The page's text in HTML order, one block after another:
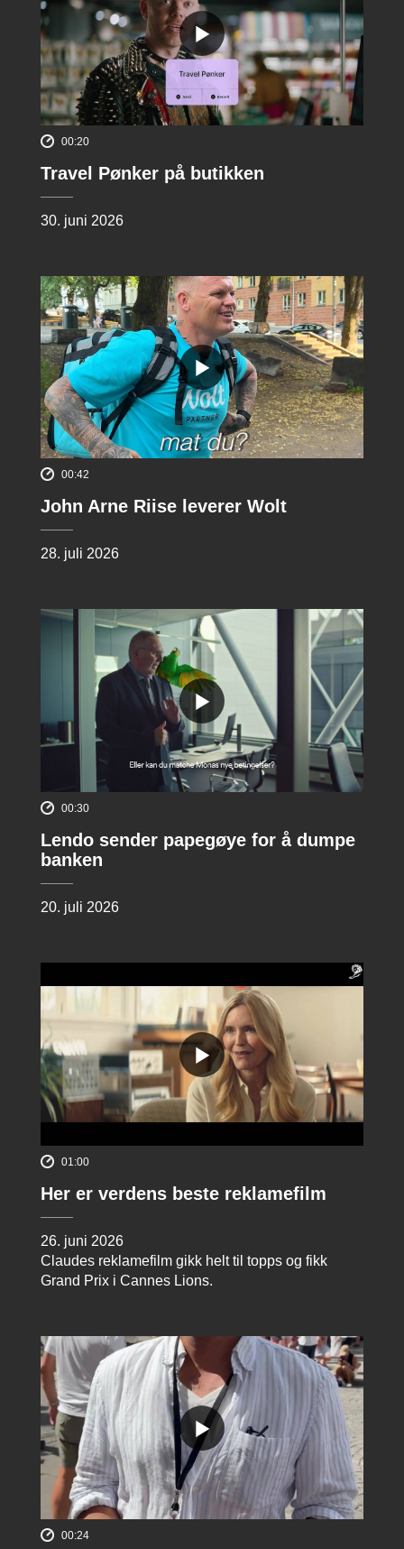
00:20
Travel Pønker på butikken
30. juni 2026
00:42
John Arne Riise leverer Wolt
28. juli 2026
00:30
Lendo sender papegøye for å dumpe
banken
20. juli 2026
01:00
Her er verdens beste reklamefilm
26. juni 2026
Claudes reklamefilm gikk helt til topps og fikk
Grand Prix i Cannes Lions.
00:24